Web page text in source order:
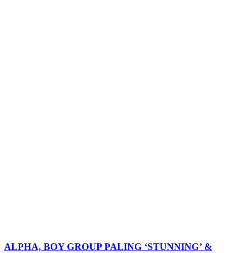
ALPHA, BOY GROUP PALING ‘STUNNING’ &